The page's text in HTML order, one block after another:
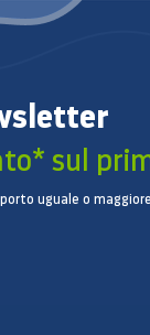
sul
uguale o